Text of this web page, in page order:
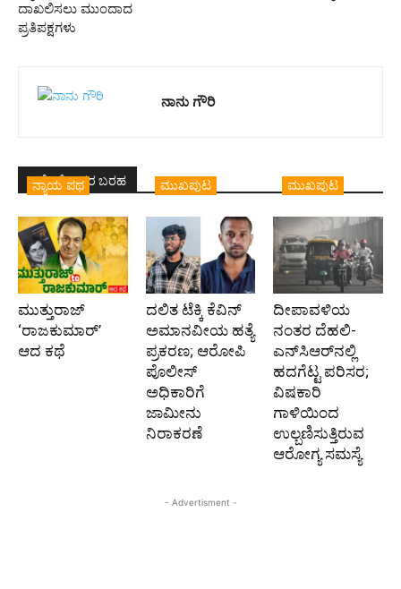
ದಾಖಲಿಸಲು ಮುಂದಾದ
ಪ್ರತಿಪಕ್ಷಗಳು
ನಾನು ಗೌರಿ
ಇದೇ ಲೇಖಕರ ಬರಹ
ನ್ಯಾಯ ಪಥ
ಮುತ್ತುರಾಜ್
‘ರಾಜಕುಮಾರ್‍’
ಆದ ಕಥೆ
ಮುಖಪುಟ
ದಲಿತ ಟೆಕ್ಕಿ ಕೆವಿನ್
ಅಮಾನವೀಯ ಹತ್ಯೆ
ಪ್ರಕರಣ; ಆರೋಪಿ
ಪೊಲೀಸ್‌
ಅಧಿಕಾರಿಗೆ
ಜಾಮೀನು
ನಿರಾಕರಣೆ
ಮುಖಪುಟ
ದೀಪಾವಳಿಯ
ನಂತರ ದೆಹಲಿ-
ಎನ್‌ಸಿಆರ್‌ನಲ್ಲಿ
ಹದಗೆಟ್ಟ ಪರಿಸರ;
ವಿಷಕಾರಿ
ಗಾಳಿಯಿಂದ
ಉಲ್ಬಣಿಸುತ್ತಿರುವ
ಆರೋಗ್ಯ ಸಮಸ್ಯೆ
- Advertisment -